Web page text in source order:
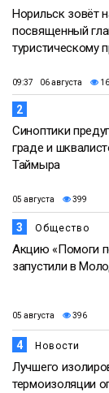
Норильск зовёт
посвященный
туристическому
09:37 06 августа 16
2
Синоптики
граде и
Таймыра
05 августа 399
3 Общество
Акцию «Помоги
запустили в
05 августа 396
4 Новости
Лучшего
термоизоляции